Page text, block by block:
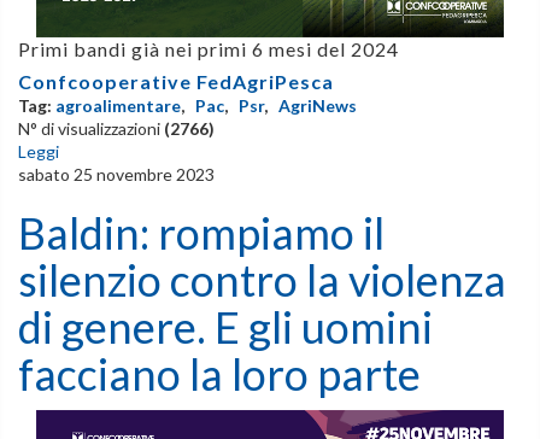
Primi bandi già nei primi 6 mesi del 2024
Confcooperative FedAgriPesca
Tag: agroalimentare, Pac, Psr, AgriNews
N° di visualizzazioni (2766)
Leggi
sabato 25 novembre 2023
Baldin: rompiamo il
silenzio contro la violenza
di genere. E gli uomini
facciano la loro parte